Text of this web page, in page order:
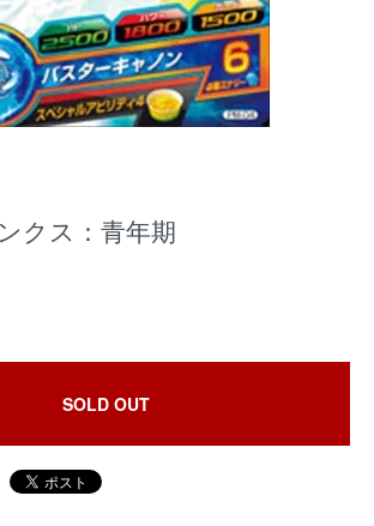
クス：青年期
SOLD OUT